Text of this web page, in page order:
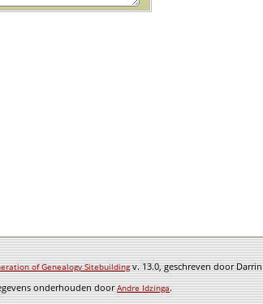
of Genealogy Sitebuildingv. 13.0, geschreven door
onderhouden doorAndre Idzinga.